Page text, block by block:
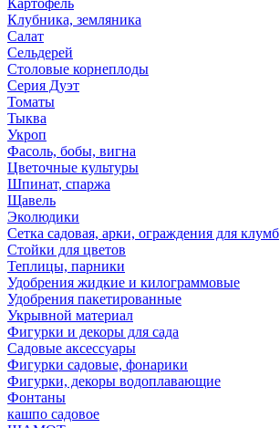
Картофель
Клубника, земляника
Салат
Сельдерей
Столовые корнеплоды
Серия Дуэт
Томаты
Тыква
Укроп
Фасоль, бобы, вигна
Цветочные культуры
Шпинат, спаржа
Щавель
Эколюдики
Сетка садовая, арки, ограждения для клумб
Стойки для цветов
Теплицы, парники
Удобрения жидкие и килограммовые
Удобрения пакетированные
Укрывной материал
Фигурки и декоры для сада
Садовые аксессуары
Фигурки садовые, фонарики
Фигурки, декоры водоплавающие
Фонтаны
кашпо садовое